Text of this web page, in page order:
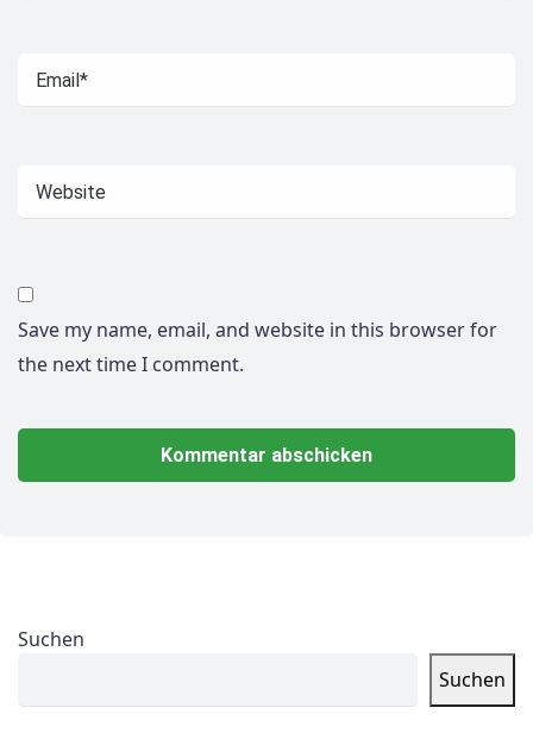
Save my name, email, and website in this browser for
the next time I comment.
Suchen
Suchen